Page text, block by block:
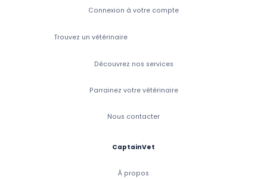
Connexion à votre compte
Trouvez un vétérinaire
Découvrez nos services
Parrainez votre vétérinaire
Nous contacter
CaptainVet
À propos